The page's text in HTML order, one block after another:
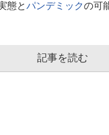
態とパンデミックの可
記事を読む